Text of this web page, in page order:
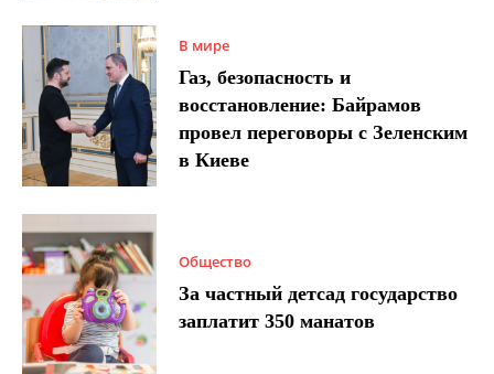
В мире
Газ, безопасность и
восстановление: Байрамов
провел переговоры с Зеленским
в Киеве
Общество
За частный детсад государство
заплатит 350 манатов